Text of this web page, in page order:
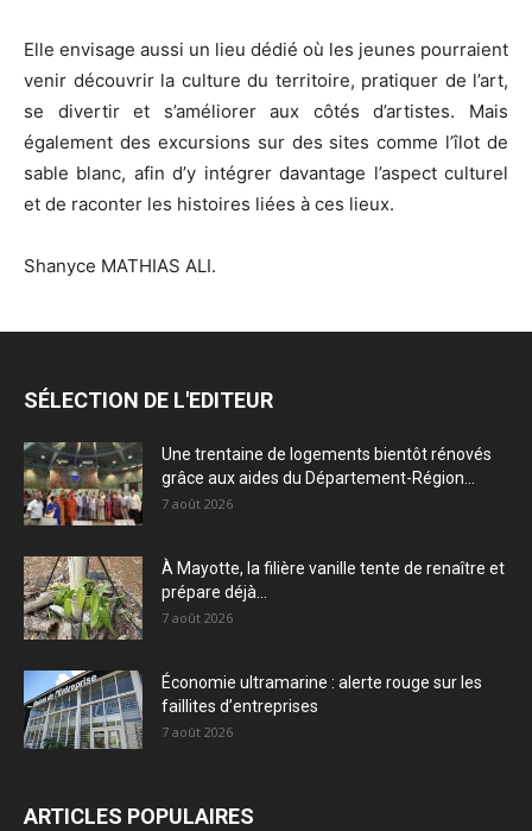
Elle envisage aussi un lieu dédié où les jeunes pourraient
venir découvrir la culture du territoire, pratiquer de l’art,
se divertir et s’améliorer aux côtés d’artistes. Mais
également des excursions sur des sites comme l’îlot de
sable blanc, afin d’y intégrer davantage l’aspect culturel
et de raconter les histoires liées à ces lieux.
Shanyce MATHIAS ALI.
SÉLECTION DE L'EDITEUR
Une trentaine de logements bientôt rénovés
grâce aux aides du Département-Région...
7 août 2026
À Mayotte, la filière vanille tente de renaître et
prépare déjà...
7 août 2026
Économie ultramarine : alerte rouge sur les
faillites d’entreprises
7 août 2026
ARTICLES POPULAIRES